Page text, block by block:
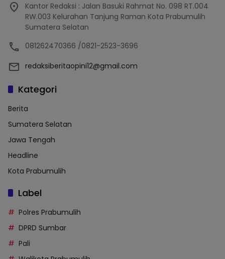
Kantor Redaksi : Jalan Basuki Rahmat No. 098 RT.004
RW.003 Kelurahan Tanjung Raman Kota Prabumulih
Sumatera Selatan
081262470366 /0821-2523-3696
redaksiberitaopini12@gmail.com
Kategori
Berita
Sumatera Selatan
Jawa Tengah
Headline
Kota Prabumulih
Label
Polres Prabumulih
DPRD Sumbar
Pali